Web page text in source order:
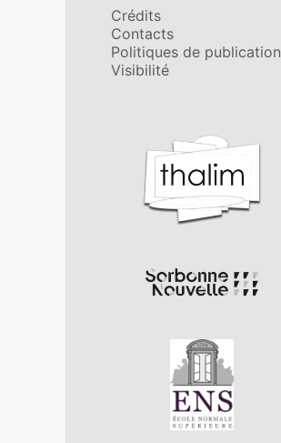
Crédits
Contacts
Politiques de publication
Visibilité
Affiliations/partenaires